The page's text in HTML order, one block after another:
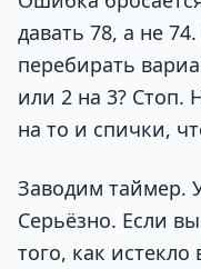
давать 78, а не
перебирать
или 2 на 3? Стоп.
на то и спички,
Заводим таймер.
Серьёзно. Если
того, как